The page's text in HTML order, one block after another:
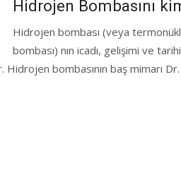
Hidrojen Bombasını
Hidrojen bombası (veya
bombası) nın icadı, gelişimi ve
bombasının baş mimarı